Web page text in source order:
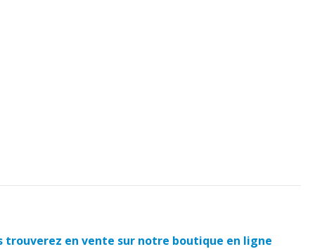
en vente sur notre boutique en ligne